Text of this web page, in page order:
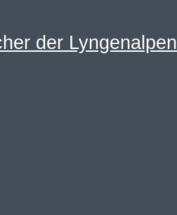
der Lyngenalpen